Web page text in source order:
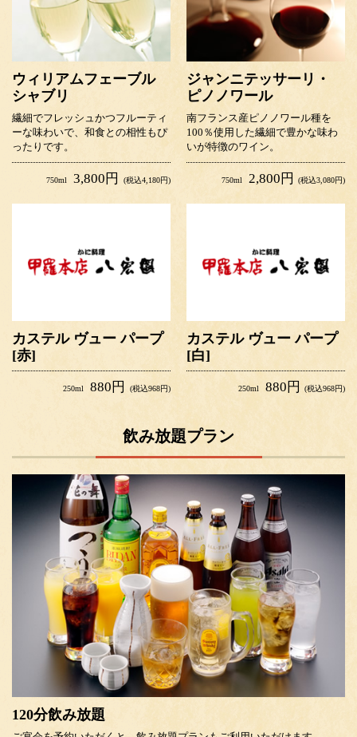
ウィリアムフェーブル
シャブリ
繊細でフレッシュかつフルーティ
ーな味わいで、和食との相性もぴ
ったりです。
750ml 3,800円 (税込4,180円)
ジャンニテッサーリ・
ピノノワール
南フランス産ピノノワール種を
100％使用した繊細で豊かな味わ
いが特徴のワイン。
750ml 2,800円 (税込3,080円)
カステル ヴュー パープ
[赤]
250ml 880円 (税込968円)
カステル ヴュー パープ
[白]
250ml 880円 (税込968円)
飲み放題プラン
120分飲み放題